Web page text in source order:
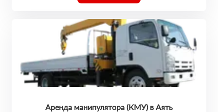
Аренда манипулятора (КМУ) в Аять